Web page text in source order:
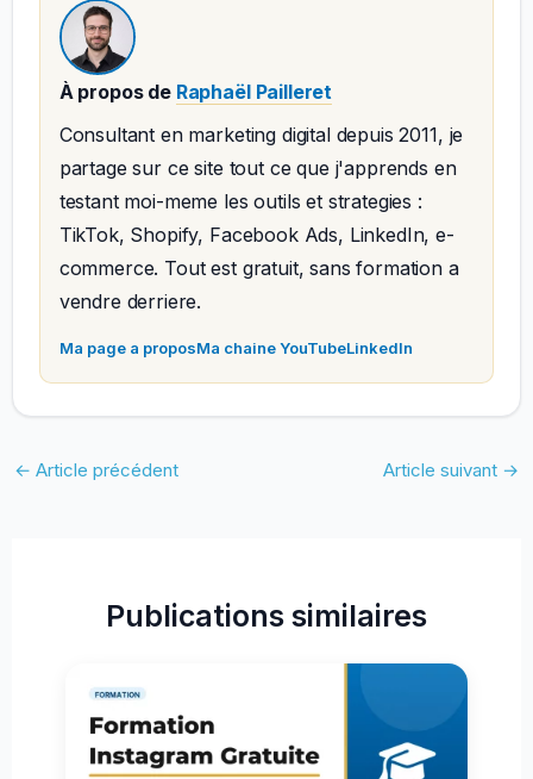
À propos de Raphaël Pailleret
Consultant en marketing digital depuis 2011, je
partage sur ce site tout ce que j'apprends en
testant moi-meme les outils et strategies :
TikTok, Shopify, Facebook Ads, LinkedIn, e-
commerce. Tout est gratuit, sans formation a
vendre derriere.
Ma page a proposMa chaine YouTubeLinkedIn
← Article précédent Article suivant →
Publications similaires